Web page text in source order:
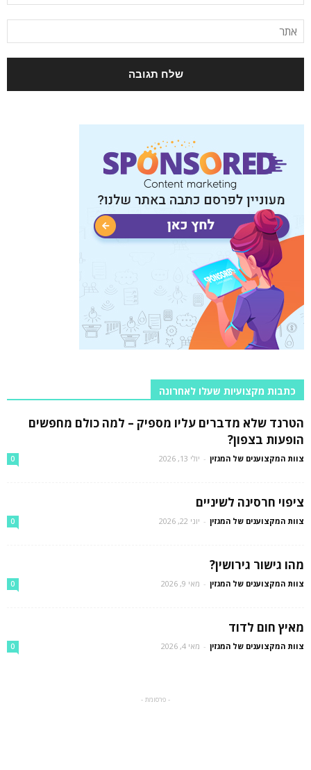
כתבות מקצועיות שעלו לאחרונה
הטרנד שלא מדברים עליו מספיק – למה כולם מחפשים
הופעות בצפון?
צוות המקצוענים של המגזין - יולי 13, 2026 0
ציפוי חרסינה לשיניים
צוות המקצוענים של המגזין - יוני 22, 2026 0
מהו גישור גירושין?
צוות המקצוענים של המגזין - מאי 9, 2026 0
מאיץ חום לדוד
צוות המקצוענים של המגזין - מאי 4, 2026 0
- פרסומת -